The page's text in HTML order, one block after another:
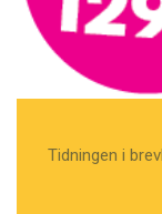
Tidningen i